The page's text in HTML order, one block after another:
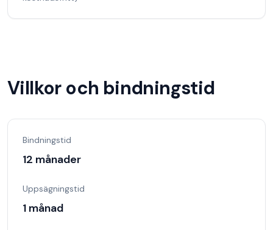
Villkor och bindningstid
Bindningstid
12 månader
Uppsägningstid
1 månad